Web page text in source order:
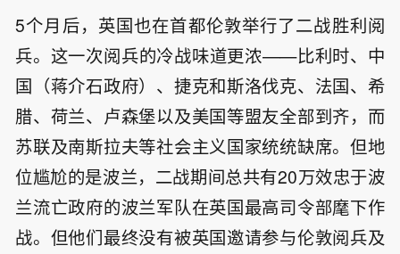
5个月后，英国也在首都伦敦举行了二战胜利阅
兵。这一次阅兵的冷战味道更浓——比利时、中
国（蒋介石政府）、捷克和斯洛伐克、法国、希
腊、荷兰、卢森堡以及美国等盟友全部到齐，而
苏联及南斯拉夫等社会主义国家统统缺席。但地
位尴尬的是波兰，二战期间总共有20万效忠于波
兰流亡政府的波兰军队在英国最高司令部麾下作
战。但他们最终没有被英国邀请参与伦敦阅兵及